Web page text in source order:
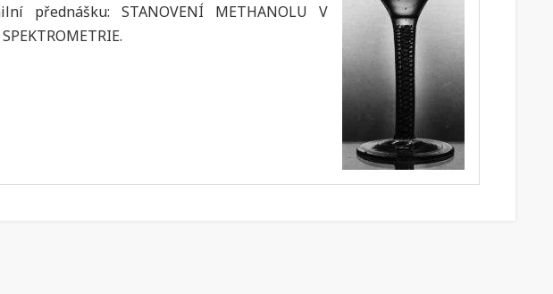
přednášku: STANOVENÍ METHANOLU V